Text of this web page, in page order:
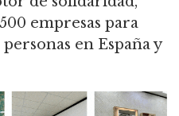
empresas para
en España y